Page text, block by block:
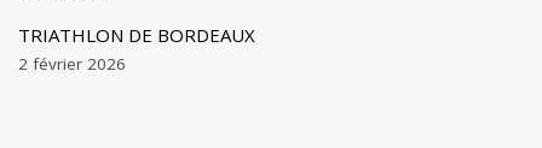
TRIATHLON DE BORDEAUX
2 février 2026